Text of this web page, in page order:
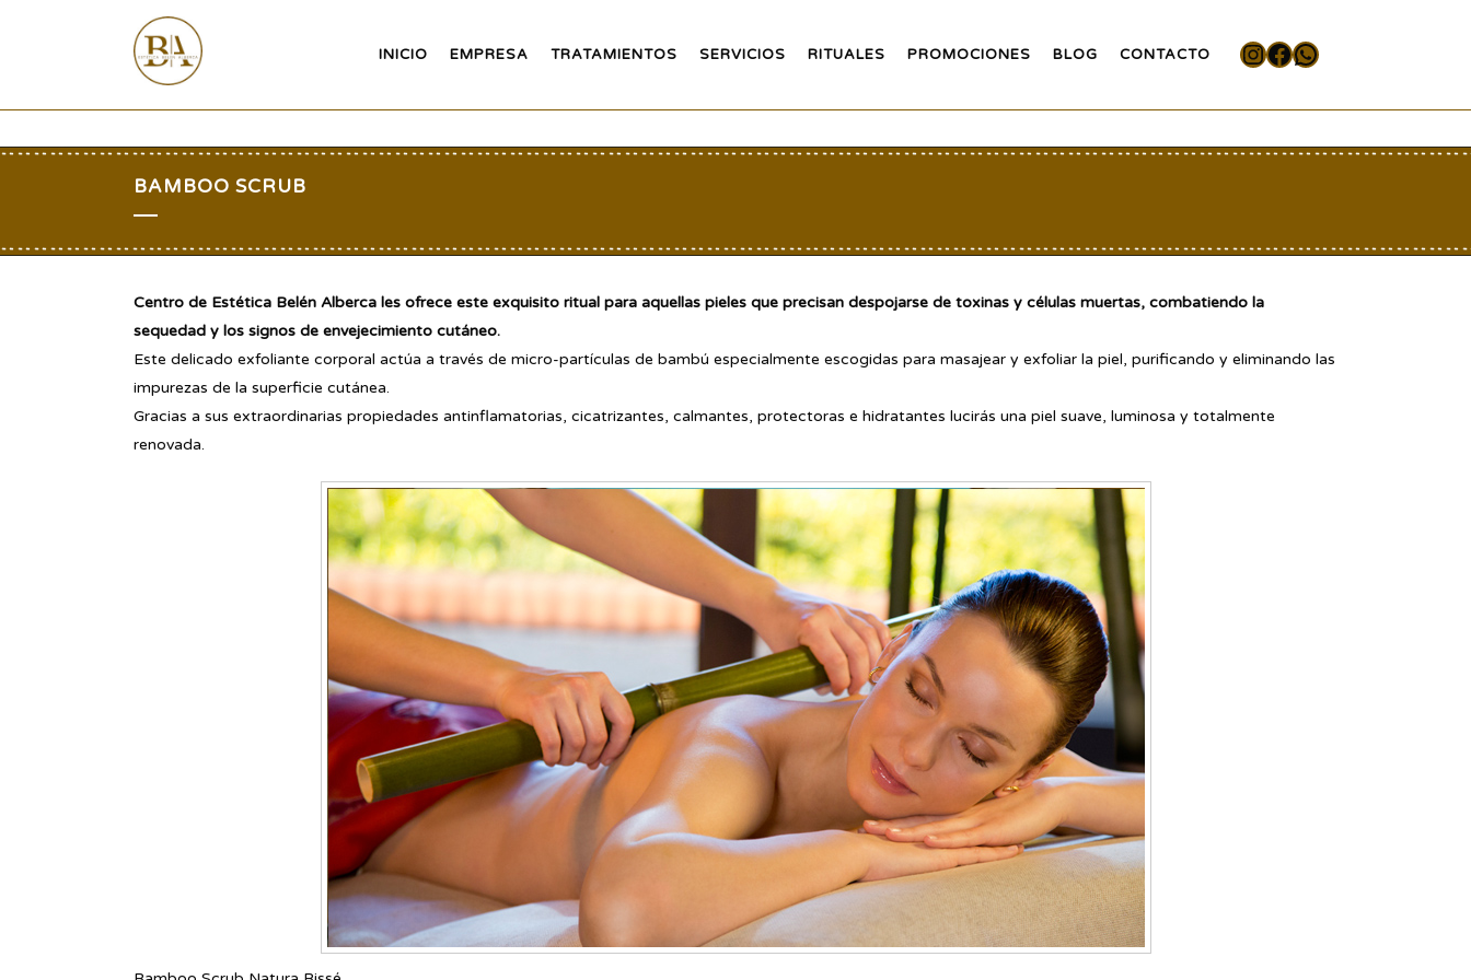
Instagram
Facebook
WhatsApp
INICIO EMPRESA TRATAMIENTOS SERVICIOS RITUALES PROMOCIONES BLOG CONTACTO
BAMBOO SCRUB
Centro de Estética Belén Alberca les ofrece este exquisito ritual para aquellas pieles que precisan despojarse de toxinas y células muertas, combatiendo la
sequedad y los signos de envejecimiento cutáneo.
Este delicado exfoliante corporal actúa a través de micro-partículas de bambú especialmente escogidas para masajear y exfoliar la piel, purificando y eliminando las
impurezas de la superficie cutánea.
Gracias a sus extraordinarias propiedades antinflamatorias, cicatrizantes, calmantes, protectoras e hidratantes lucirás una piel suave, luminosa y totalmente
renovada.